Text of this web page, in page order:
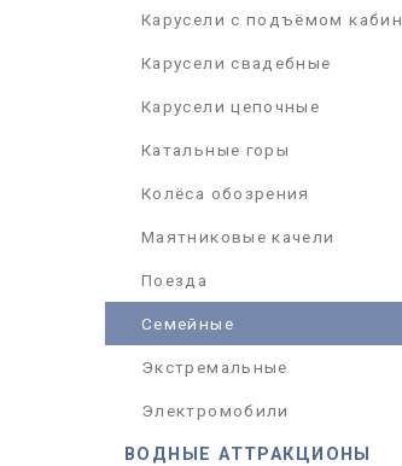
Карусели с подъёмом кабин
Карусели свадебные
Карусели цепочные
Катальные горы
Колёса обозрения
Маятниковые качели
Поезда
Семейные
Экстремальные
Электромобили
ВОДНЫЕ АТТРАКЦИОНЫ